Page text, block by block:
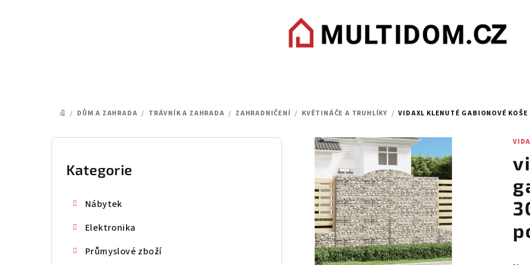
DOMŮ
/ DŮM A ZAHRADA / TRÁVNÍK A ZAHRADA / ZAHRADNIČENÍ / KVĚTINÁČE A TRUHLÍKY / VIDAXL KLENUTÉ GABIONOVÉ
P
Přeskočit
kategorie
Kategorie
Nábytek
Elektronika
Průmyslové zboží